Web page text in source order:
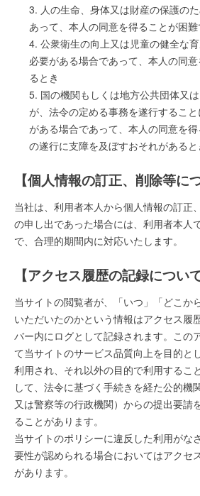
人の生命、身体又は財産の保護の
あって、本人の同意を得ることが困難
公衆衛生の向上又は児童の健全な
必要がある場合であって、本人の同
るとき
国の機関もしくは地方公共団体又
が、法令の定める事務を遂行するこ
がある場合であって、本人の同意を
の遂行に支障を及ぼすおそれがあると
【個人情報の訂正、削除等に
当社は、利用者本人から個人情報の訂正
の申し出であった場合には、利用者本人
で、合理的期間内に対応いたします。
【アクセス履歴の記録について
当サイトの閲覧者が、「いつ」「どこか
いただいたのかという情報はアクセス履
バー内にログとして記録されます。この
て当サイトのサービス品質向上を目的と
利用され、それ以外の目的で利用するこ
して、法令に基づく手続きを経た公的機
又は警察等の行政機関）からの提出要請
ることがあります。
当サイトのポリシーに違反した利用がな
要性が認められる場合においてはアクセ
があります。